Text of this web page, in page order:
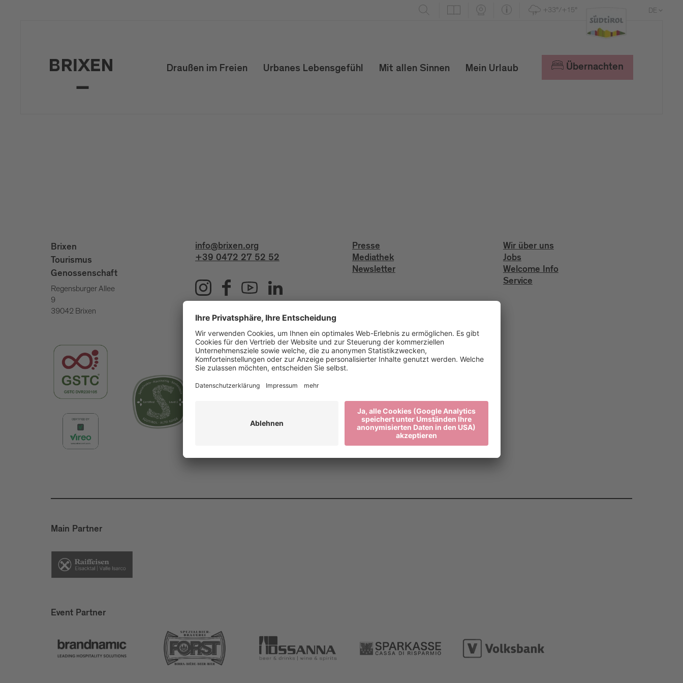
+33°/+15° DE
Draußen im Freien Urbanes Lebensgefühl Mit allen Sinnen Mein Urlaub Übernachten
Brixen
Tourismus
Genossenschaft
Regensburger Allee
9
39042 Brixen
info@brixen.org
+39 0472 27 52 52
Presse
Mediathek
Newsletter
Wir über uns
Jobs
Welcome Info
Service
Main Partner
Event Partner